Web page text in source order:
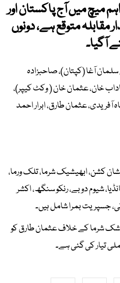
میچ میں آج پاکستان اور
مقابلہ متوقع ہے، دونوں
آگیا۔
آغا (کپتان)، صاحبزادہ
خان، عثمان خان ( وکٹ کیپر)،
آفریدی، عثمان طارق، ابرار احمد
کشن، ابھیشیک شرما، تلک ورما،
شیوم دوبے، رنکو سنگھ، اکشر
جسپریت بمرا شامل ہیں۔
شرما کے خلاف عثمان طارق کو
تیار کی گئی ہے۔